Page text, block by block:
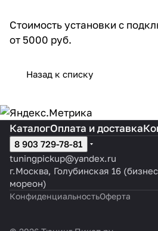
Стоимость установки с
от 5000 руб.
Назад к списку
КаталогОплата и доставка
8 903 729-78-81
tuningpickup@yandex.ru
г.Москва, Голубинская 16
мореон)
КонфиденциальностьОферта